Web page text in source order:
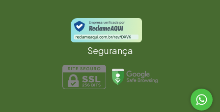
Segurança